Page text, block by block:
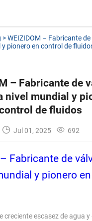
>WEIZIDOM – Fabricante
y pionero en control de
– Fabricante de
nivel mundial y
de fluidos
Jul 01, 2025 692
Fabricante de
y pionero
creciente escasez de agua